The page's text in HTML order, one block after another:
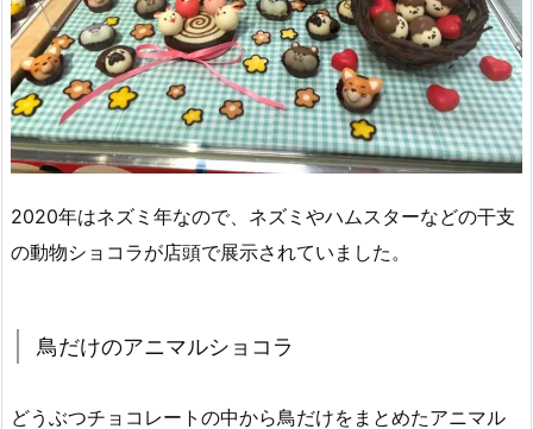
2020年はネズミ年なので、ネズミやハムスターなどの干支
の動物ショコラが店頭で展示されていました。
鳥だけのアニマルショコラ
どうぶつチョコレートの中から鳥だけをまとめたアニマル